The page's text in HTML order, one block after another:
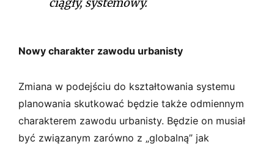
Nowy charakter zawodu urbanisty
Zmiana w podejściu do kształtowania systemu
planowania skutkować będzie także odmiennym
charakterem zawodu urbanisty. Będzie on musiał
być związanym zarówno z „globalną” jak